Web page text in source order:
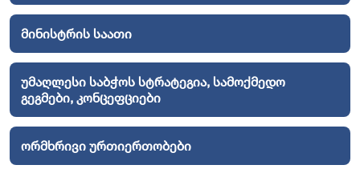
მინისტრის საათი
უმაღლესი საბჭოს სტრატეგია, სამოქმედო
გეგმები, კონცეფციები
ორმხრივი ურთიერთობები